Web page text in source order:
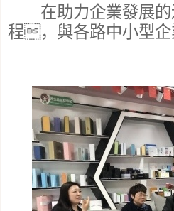
在助力企業發展的
程，與各路中小型